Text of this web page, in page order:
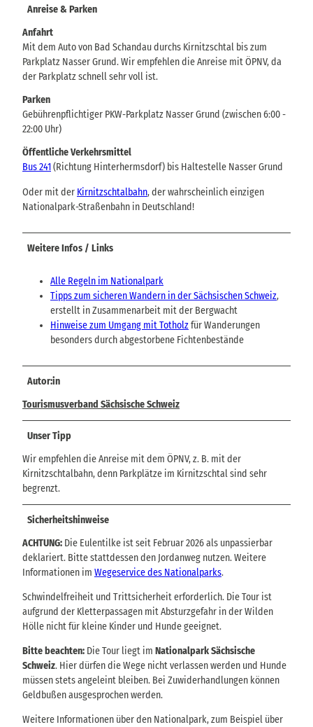
Anreise & Parken
Anfahrt
Mit dem Auto von Bad Schandau durchs Kirnitzschtal bis zum
Parkplatz Nasser Grund. Wir empfehlen die Anreise mit ÖPNV, da
der Parkplatz schnell sehr voll ist.
Parken
Gebührenpflichtiger PKW-Parkplatz Nasser Grund (zwischen 6:00 -
22:00 Uhr)
Öffentliche Verkehrsmittel
Bus 241(Richtung Hinterhermsdorf) bis Haltestelle Nasser Grund
Oder mit der Kirnitzschtalbahn, der wahrscheinlich einzigen
Nationalpark-Straßenbahn in Deutschland!
Weitere Infos / Links
Alle Regeln im Nationalpark
Tipps zum sicheren Wandern in der Sächsischen Schweiz,
erstellt in Zusammenarbeit mit der Bergwacht
Hinweise zum Umgang mit Totholzfür Wanderungen
besonders durch abgestorbene Fichtenbestände
Autor:in
Tourismusverband Sächsische Schweiz
Unser Tipp
Wir empfehlen die Anreise mit dem ÖPNV, z. B. mit der
Kirnitzschtalbahn, denn Parkplätze im Kirnitzschtal sind sehr
begrenzt.
Sicherheitshinweise
ACHTUNG: Die Eulentilke ist seit Februar 2026 als unpassierbar
deklariert. Bitte stattdessen den Jordanweg nutzen. Weitere
Informationen im Wegeservice des Nationalparks.
Schwindelfreiheit und Trittsicherheit erforderlich. Die Tour ist
aufgrund der Kletterpassagen mit Absturzgefahr in der Wilden
Hölle nicht für kleine Kinder und Hunde geeignet.
Bitte beachten: Die Tour liegt im Nationalpark Sächsische
Schweiz. Hier dürfen die Wege nicht verlassen werden und Hunde
müssen stets angeleint bleiben. Bei Zuwiderhandlungen können
Geldbußen ausgesprochen werden.
Weitere Informationen über den Nationalpark, zum Beispiel über